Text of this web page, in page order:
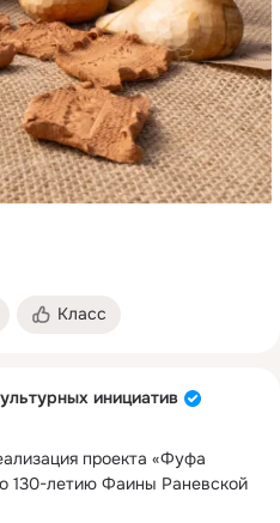
Класс
инициатив
проекта «Фуфа
130-летию Фаины Раневской